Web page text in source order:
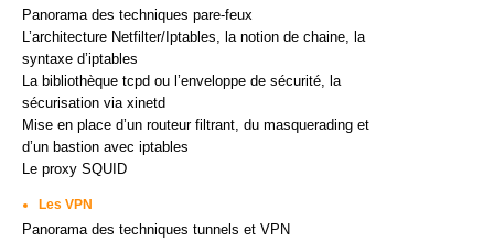
Panorama des techniques pare-feux
L’architecture Netfilter/Iptables, la notion de chaine, la
syntaxe d’iptables
La bibliothèque tcpd ou l’enveloppe de sécurité, la
sécurisation via xinetd
Mise en place d’un routeur filtrant, du masquerading et
d’un bastion avec iptables
Le proxy SQUID
Les VPN
Panorama des techniques tunnels et VPN